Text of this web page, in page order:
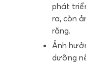
phát
ra, còn
răng.
Ảnh
dưỡng